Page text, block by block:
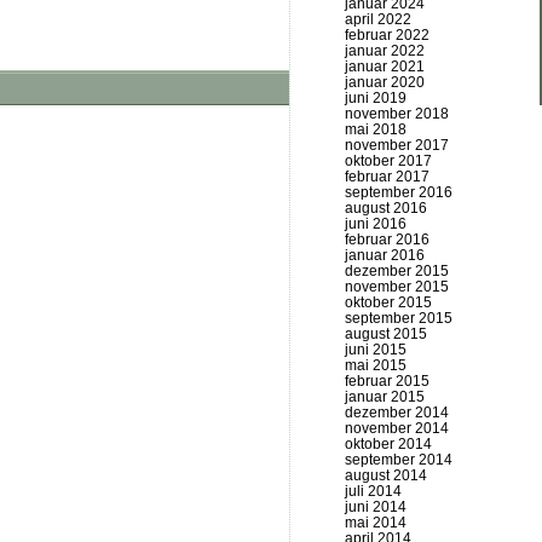
januar 2024
april 2022
februar 2022
januar 2022
januar 2021
januar 2020
juni 2019
november 2018
mai 2018
november 2017
oktober 2017
februar 2017
september 2016
august 2016
juni 2016
februar 2016
januar 2016
dezember 2015
november 2015
oktober 2015
september 2015
august 2015
juni 2015
mai 2015
februar 2015
januar 2015
dezember 2014
november 2014
oktober 2014
september 2014
august 2014
juli 2014
juni 2014
mai 2014
april 2014